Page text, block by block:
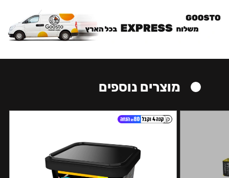
מוצרים נוספים
קל